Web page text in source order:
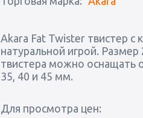
Akara Fat Twister твистер
натуральной игрой.
твистера можно оснащать
35, 40 и 45 мм.
Для просмотра цен: